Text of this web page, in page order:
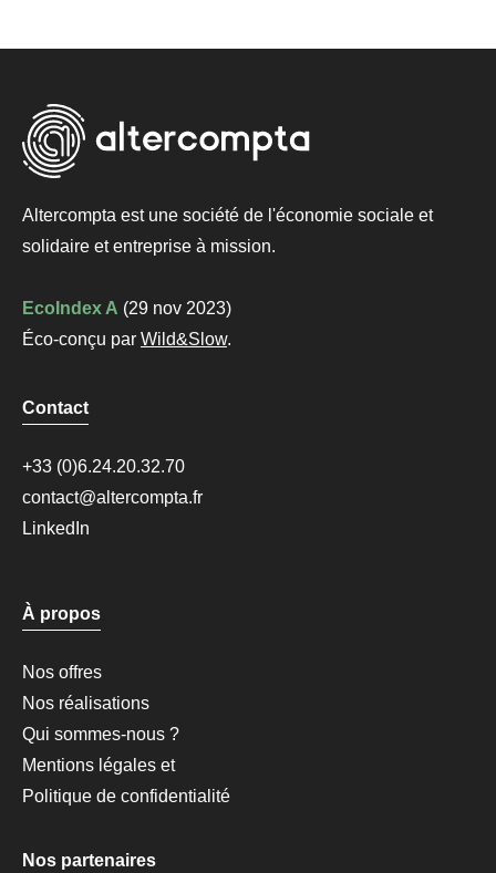
Altercompta est une société de l'économie sociale et
solidaire etentreprise à mission.
EcoIndex A (29 nov 2023)
Éco-conçu par Wild&Slow.
Contact
+33 (0)6.24.20.32.70
contact@altercompta.fr
LinkedIn
À propos
Nos offres
Nos réalisations
Qui sommes-nous ?
Mentions légales et
Politique de confidentialité
Nos partenaires